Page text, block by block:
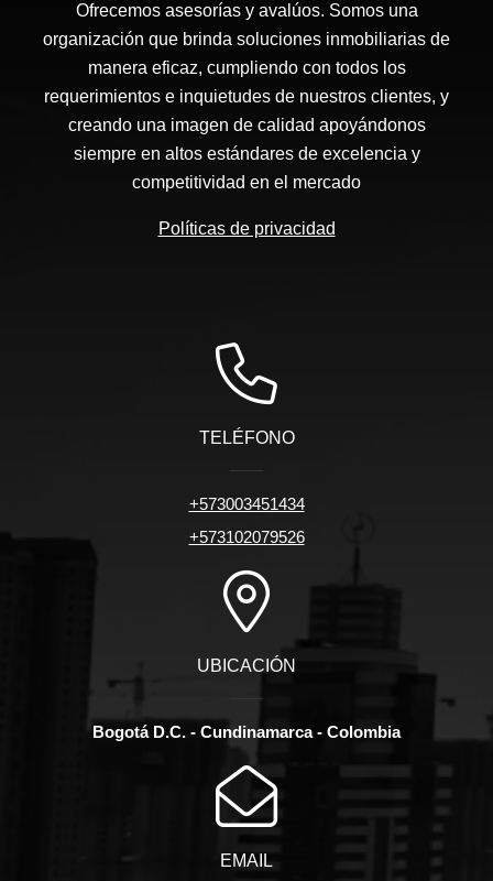
Ofrecemos asesorías y avalúos. Somos una
organización que brinda soluciones inmobiliarias de
manera eficaz, cumpliendo con todos los
requerimientos e inquietudes de nuestros clientes, y
creando una imagen de calidad apoyándonos
siempre en altos estándares de excelencia y
competitividad en el mercado
Políticas de privacidad
TELÉFONO
+573003451434
+573102079526
UBICACIÓN
Bogotá D.C. - Cundinamarca - Colombia
EMAIL